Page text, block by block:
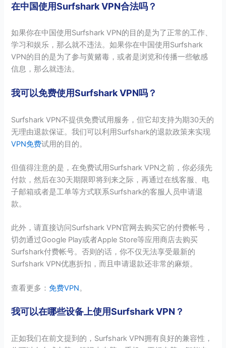
在中国使用Surfshark VPN合法吗？
如果你在中国使用Surfshark VPN的目的是为了正常的工作、
学习和娱乐，那么就不违法。如果你在中国使用Surfshark
VPN的目的是为了参与黄赌毒，或者是浏览和传播一些敏感
信息，那么就违法。
我可以免费使用Surfshark VPN吗？
Surfshark VPN不提供免费试用服务，但它却支持为期30天的
无理由退款保证。我们可以利用Surfshark的退款政策来实现
VPN免费试用的目的。
但值得注意的是，在免费试用Surfshark VPN之前，你必须先
付款，然后在30天期限即将到来之际，再通过在线客服、电
子邮箱或者是工单等方式联系Surfshark的客服人员申请退
款。
此外，请直接访问Surfshark VPN官网去购买它的付费帐号，
切勿通过Google Play或者Apple Store等应用商店去购买
Surfshark付费帐号。否则的话，你不仅无法享受最新的
Surfshark VPN优惠折扣，而且申请退款还非常的麻烦。
查看更多：免费VPN。
我可以在哪些设备上使用Surfshark VPN？
正如我们在前文提到的，Surfshark VPN拥有良好的兼容性，